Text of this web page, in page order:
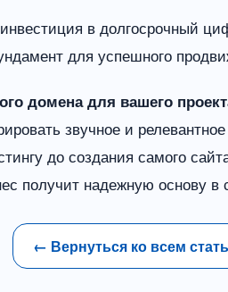
в долгосрочный
для успешного
домена для вашего
звучное и
до создания самого
получит надежную основу в
← Вернуться ко всем